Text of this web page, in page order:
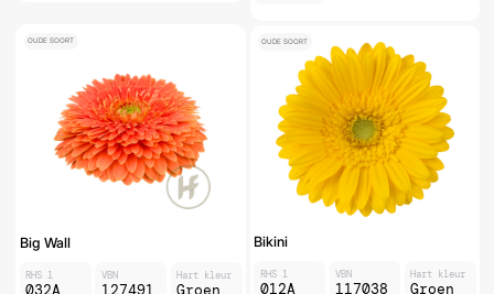
Big Wall
RHS 1
032A
VBN
127491
Hart kleur
Groen
OUDE SOORT
Bikini
RHS 1
012A
VBN
117038
Hart kleur
Groen
OUDE SOORT